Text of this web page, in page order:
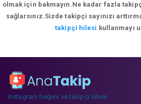
olmak için bakmayın.Ne kadar fazla
sağlarsınız.Sizde takipçi sayınızı
takipçi hilesi kullanmayı
instagram beğeni ve takipçi sitesi